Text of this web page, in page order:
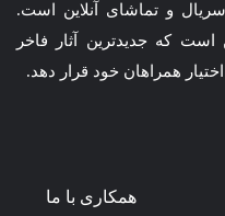
و تماشای آنلاین است.
که جدیدترین آثار فاخر
همراهان خود قرار دهد.
همکاری با ما